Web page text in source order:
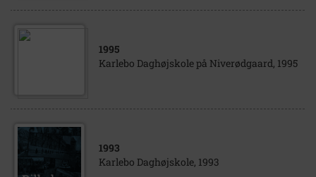
1995
Karlebo Daghøjskole på Niverødgaard, 1995
1993
Karlebo Daghøjskole, 1993